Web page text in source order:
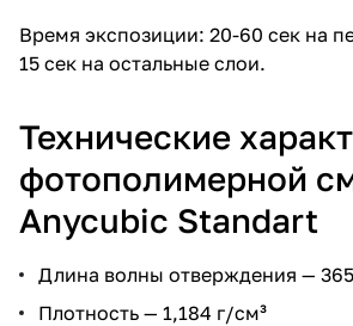
Время экспозиции: 20-60 сек на
15 сек на остальные слои.
Технические
фотополимерной
Anycubic Standart
Длина волны отверждения —
Плотность — 1,184 г/см³